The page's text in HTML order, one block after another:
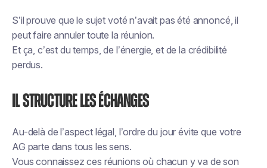
S’il prouve que le sujet voté n’avait pas été annoncé, il
peut faire annuler toute la réunion.
Et ça, c’est du temps, de l’énergie, et de la crédibilité
perdus.
Il structure les échanges
Au-delà de l’aspect légal, l’ordre du jour évite que votre
AG parte dans tous les sens.
Vous connaissez ces réunions où chacun y va de son